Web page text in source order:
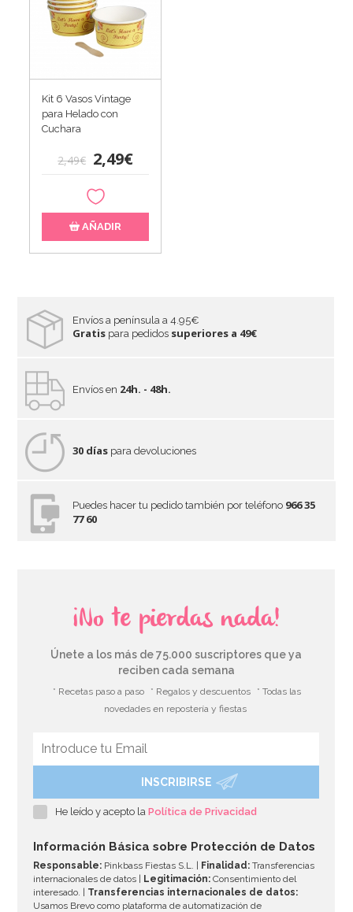
Kit 6 Vasos Vintage
para Helado con
Cuchara
2,49€ 2,49€
AÑADIR
Envíos a península a 4.95€
Gratis para pedidos superiores a 49€
Envíos en 24h. - 48h.
30 días para devoluciones
Puedes hacer tu pedido también por teléfono 966 35
77 60
¡No te pierdas nada!
Únete a los más de 75.000 suscriptores que ya
reciben cada semana
* Recetas paso a paso * Regalos y descuentos
* Todas las
novedades en repostería y fiestas
INSCRIBIRSE
He leído y acepto laPolítica de Privacidad
Información Básica sobre Protección de Datos
Responsable: Pinkbass Fiestas S.L. | Finalidad: Transferencias
internacionales de datos | Legitimación: Consentimiento del
interesado. | Transferencias internacionales de datos:
Usamos Brevo como plataforma de automatización de